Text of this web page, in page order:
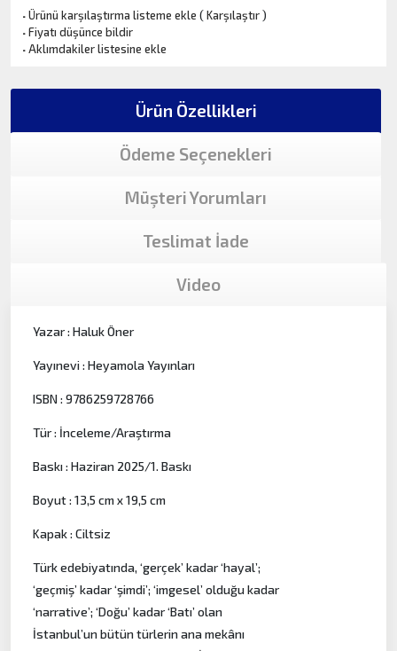
·Ürünü karşılaştırma listeme ekle (Karşılaştır)
·Fiyatı düşünce bildir
·Aklımdakiler listesine ekle
Ürün Özellikleri
Ödeme Seçenekleri
Müşteri Yorumları
Teslimat İade
Video
Yazar : Haluk Öner
Yayınevi : Heyamola Yayınları
ISBN : 9786259728766
Tür : İnceleme/Araştırma
Baskı : Haziran 2025/1. Baskı
Boyut : 13,5 cm x 19,5 cm
Kapak : Ciltsiz
Türk edebiyatında, ‘gerçek’ kadar ‘hayal’;
‘geçmiş’ kadar ‘şimdi’; ‘imgesel’ olduğu kadar
‘narrative’; ‘Doğu’ kadar ‘Batı’ olan
İstanbul’un bütün türlerin ana mekânı